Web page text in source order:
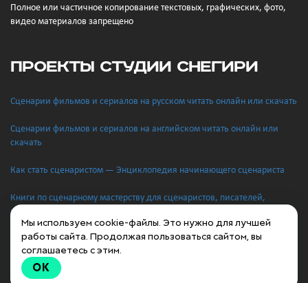
Полное или частичное копирование текстовых, графических, фото,
видео материалов запрещено
проекты студии снегири
Сценарии фильмов и сериалов на русском читать онлайн или скачать
Сценарии фильмов и сериалов на английском читать онлайн или
скачать
Как стать сценаристом — Энциклопедия начинающего сценариста
Книги по сценарному мастерству для сценаристов, писателей,
режиссеров
Вакансии, конкурсы, питчинги и гранты для сценаристов
Контакты кинокомпаний, киностудий, телеканалов и продюсеров —
Куда отправить свой сценарий
Мы используем cookie-файлы. Это нужно для лучшей
работы сайта. Продолжая пользоваться сайтом, вы
соглашаетесь с этим.
OK